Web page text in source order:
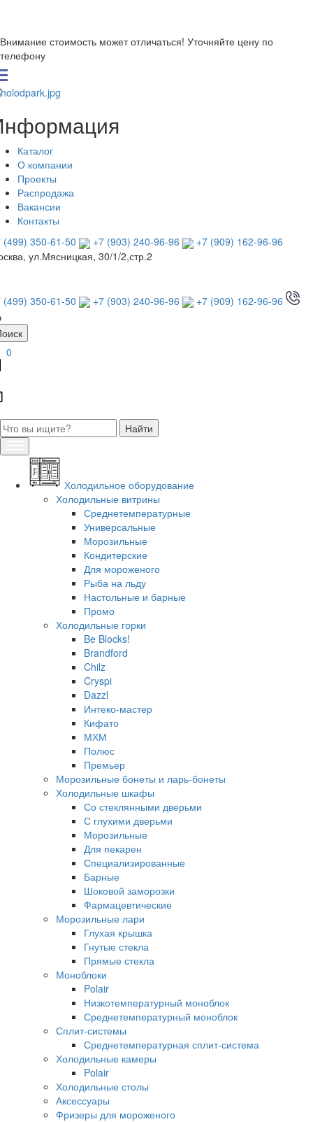
Внимание стоимость может отличаться! Уточняйте цену по
телефону
Каталог
О компании
Проекты
Распродажа
Вакансии
Контакты
(499) 350-61-50
+7 (903) 240-96-96
+7 (909) 162-96-96
ул.Мясницкая, 30/1/2,стр.2
(499) 350-61-50 +7 (903) 240-96-96 +7 (909) 162-96-96
0
Холодильное оборудование
Холодильные витрины
Среднетемпературные
Универсальные
Морозильные
Кондитерские
Для мороженого
Рыба на льду
Настольные и барные
Промо
Холодильные горки
Be Blocks!
Brandford
Chilz
Cryspi
Dazzl
Интеко-мастер
Кифато
МХМ
Полюс
Премьер
Морозильные бонеты и ларь-бонеты
Холодильные шкафы
Со стеклянными дверьми
С глухими дверьми
Морозильные
Для пекарен
Специализированные
Барные
Шоковой заморозки
Фармацевтические
Морозильные лари
Глухая крышка
Гнутые стекла
Прямые стекла
Моноблоки
Polair
Низкотемпературный моноблок
Среднетемпературный моноблок
Сплит-системы
Среднетемпературная сплит-система
Холодильные камеры
Polair
Холодильные столы
Аксессуары
Фризеры для мороженого